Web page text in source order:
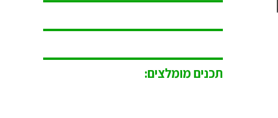
תכנים מומלצים: